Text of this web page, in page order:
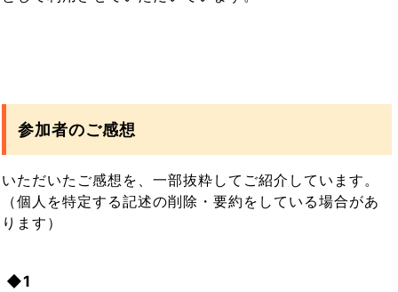
参加者のご感想
いただいたご感想を、一部抜粋してご紹介しています。
（個人を特定する記述の削除・要約をしている場合があ
ります）
◆1